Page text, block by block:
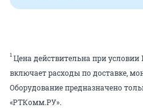
1Цена действительна при условии
включает расходы по доставке,
Оборудование предназначено
«РТКомм.РУ».